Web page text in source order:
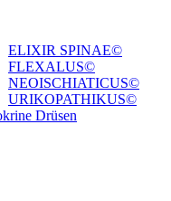
ELIXIR SPINAE©
FLEXALUS©
NEOISCHIATICUS©
URIKOPATHIKUS©
Drüsen